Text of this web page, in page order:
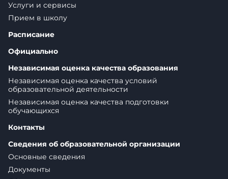
Услуги и сервисы
Прием в школу
Расписание
Официально
Независимая оценка качества образования
Независимая оценка качества условий
образовательной деятельности
Независимая оценка качества подготовки
обучающихся
Контакты
Сведения об образовательной организации
Основные сведения
Документы